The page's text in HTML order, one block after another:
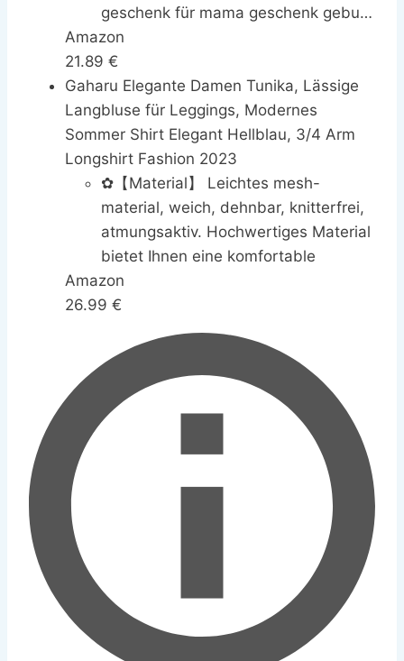
geschenk für mama geschenk geburt
bachelor geschenk
freundschaftsgeschenke geschenk
mama geschenk für oma geschenke
für frauen geburtstag geschenke zum
18 geburtstag mädchen
geschenkideen geschenk papa
geschenke für oma ostergeschenk
freundinnen geschenk
Amazon
21.89 €
Gaharu Elegante Damen Tunika, Lässige
Langbluse für Leggings, Modernes
Sommer Shirt Elegant Hellblau, 3/4 Arm
Longshirt Fashion 2023
✿【Material】 Leichtes mesh-
material, weich, dehnbar, knitterfrei,
atmungsaktiv. Hochwertiges Material
bietet Ihnen eine komfortable
feminine Note, Damen Tunika mit
glatt dünnem Stoff gefüttert, nicht
durchsichtig, angenehm zu tragen.
✿【Features】 Damen 3/4 Arm
Tunika, V-Ausschnitt, blumenmuster,
Doppellagig, hoher niedriger Saum,
Loose fit,
Amazon
26.99 €